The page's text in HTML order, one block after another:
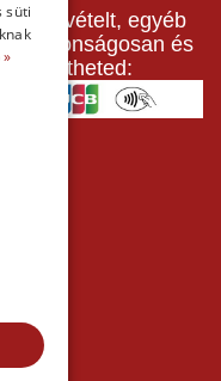
részvételt, egyéb
biztonságosan és
kifizetheted:
süti